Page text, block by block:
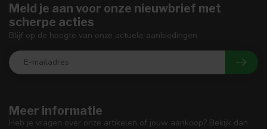
Meer informatie
Heb je vragen over onze artikelen of jouw aankoop? Bekijk dan
Meld je aan voor onze nieuwbrief met
scherpe acties
Blijf op de hoogte van onze actuele aanbiedingen